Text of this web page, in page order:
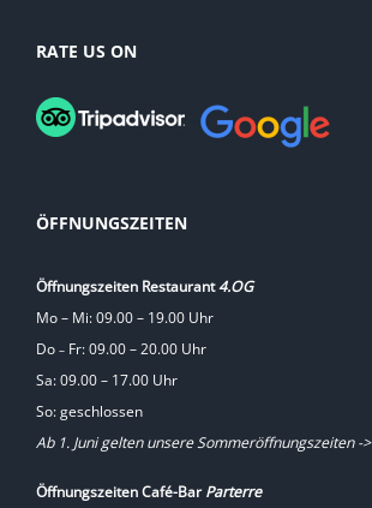
RATE US ON
ÖFFNUNGSZEITEN
Öffnungszeiten Restaurant4.OG
Mo – Mi: 09.00 – 19.00 Uhr
Do – Fr: 09.00 – 20.00 Uhr
Sa: 09.00 – 17.00 Uhr
So: geschlossen
Ab 1. Juni gelten unsere Sommeröffnungszeiten ->
Öffnungszeiten Café-BarParterre